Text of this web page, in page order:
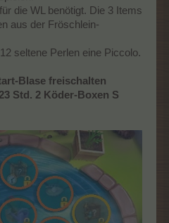
die WL benötigt. Die 3 Items
aus der Fröschlein-
seltene Perlen eine Piccolo.
Blase freischalten
Std. 2 Köder-Boxen S